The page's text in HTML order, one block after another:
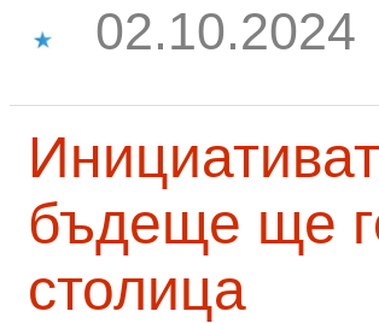
02.10.2024
бъдеще ще
столица